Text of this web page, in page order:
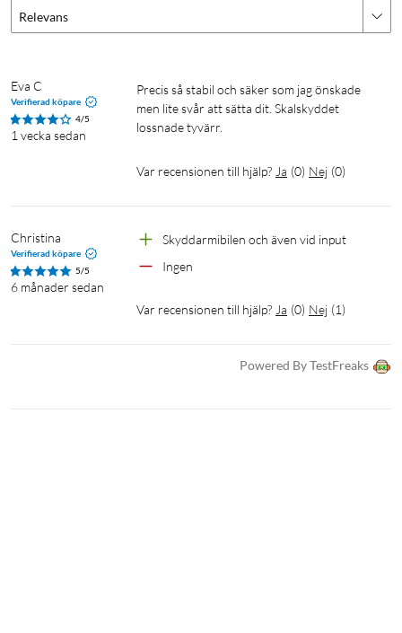
Relevans
Eva C
Verifierad köpare
4/5
1 vecka sedan
Precis så stabil och säker som jag önskade
men lite svår att sätta dit. Skalskyddet
lossnade tyvärr.
Var recensionen till hjälp? Ja (0) Nej (0)
Christina
Verifierad köpare
5/5
6 månader sedan
Skyddarmibilen och även vid input
Ingen
Var recensionen till hjälp? Ja (0) Nej (1)
Powered By TestFreaks